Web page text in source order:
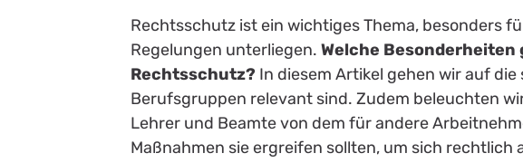
Rechtsschutz ist ein wichtiges Thema, besonders
Regelungen unterliegen.Welche
Rechtsschutz? In diesem Artikel gehen wir auf
Berufsgruppen relevant sind. Zudem beleuchten
Lehrer und Beamte von dem für andere
Maßnahmen sie ergreifen sollten, um sich rechtlich